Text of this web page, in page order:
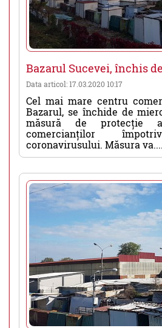
Bazarul Sucevei, închis
Data articol: 17.03.2020 10:17
Cel mai mare centru
Bazarul, se închide de
măsură de protecție
comercianților
coronavirusului. Măsura